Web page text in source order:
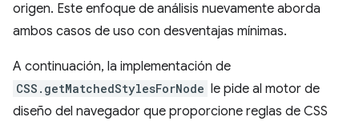
origen. Este enfoque de análisis nuevamente aborda
ambos casos de uso con desventajas mínimas.
A continuación, la implementación de
CSS.getMatchedStylesForNode le pide al motor de
diseño del navegador que proporcione reglas de CSS